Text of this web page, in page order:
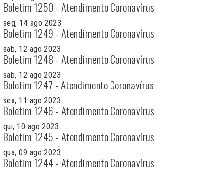
Boletim 1250 - Atendimento Coronavírus
seg, 14 ago 2023
Boletim 1249 - Atendimento Coronavírus
sab, 12 ago 2023
Boletim 1248 - Atendimento Coronavírus
sab, 12 ago 2023
Boletim 1247 - Atendimento Coronavírus
sex, 11 ago 2023
Boletim 1246 - Atendimento Coronavírus
qui, 10 ago 2023
Boletim 1245 - Atendimento Coronavírus
qua, 09 ago 2023
Boletim 1244 - Atendimento Coronavírus